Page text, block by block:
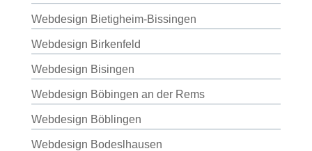
Webdesign Bietigheim-Bissingen
Webdesign Birkenfeld
Webdesign Bisingen
Webdesign Böbingen an der Rems
Webdesign Böblingen
Webdesign Bodeslhausen